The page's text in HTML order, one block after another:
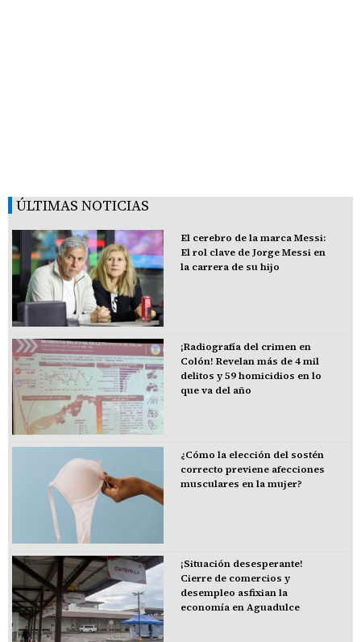
ÚLTIMAS NOTICIAS
El cerebro de la marca Messi:
El rol clave de Jorge Messi en
la carrera de su hijo
¡Radiografía del crimen en
Colón! Revelan más de 4 mil
delitos y 59 homicidios en lo
que va del año
¿Cómo la elección del sostén
correcto previene afecciones
musculares en la mujer?
¡Situación desesperante!
Cierre de comercios y
desempleo asfixian la
economía en Aguadulce